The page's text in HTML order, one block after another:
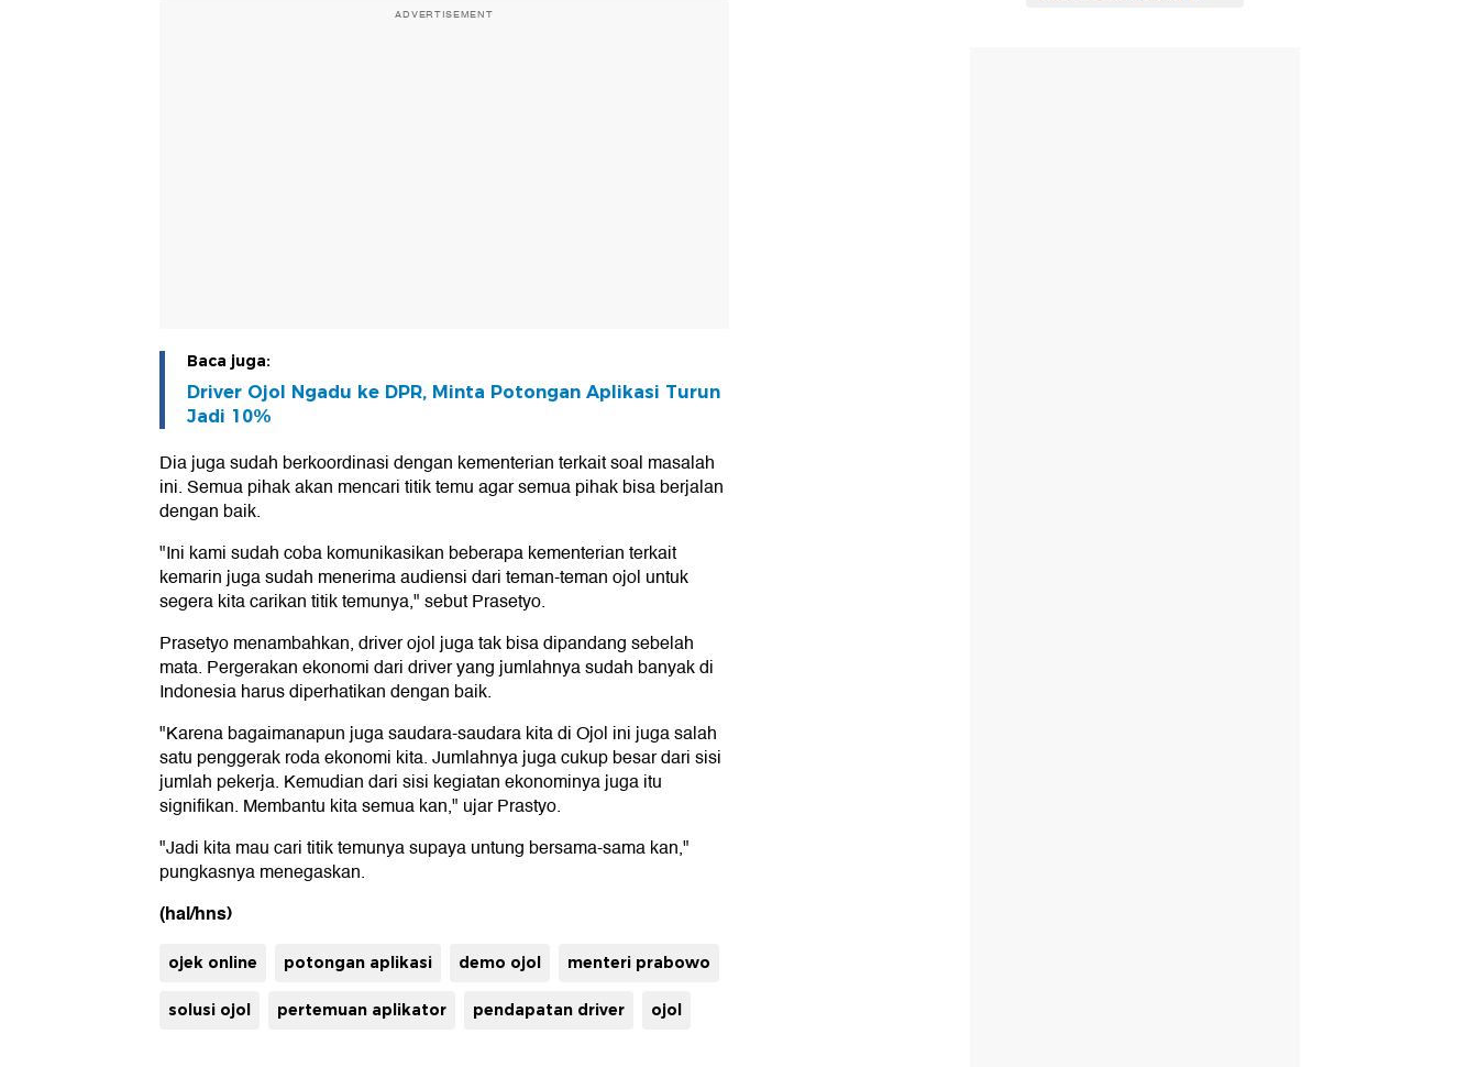
ADVERTISEMENT
Baca juga:
Driver Ojol Ngadu ke DPR, Minta Potongan Aplikasi Turun
Jadi 10%
Dia juga sudah berkoordinasi dengan kementerian terkait soal masalah
ini. Semua pihak akan mencari titik temu agar semua pihak bisa berjalan
dengan baik.
"Ini kami sudah coba komunikasikan beberapa kementerian terkait
kemarin juga sudah menerima audiensi dari teman-teman ojol untuk
segera kita carikan titik temunya," sebut Prasetyo.
Prasetyo menambahkan, driver ojol juga tak bisa dipandang sebelah
mata. Pergerakan ekonomi dari driver yang jumlahnya sudah banyak di
Indonesia harus diperhatikan dengan baik.
"Karena bagaimanapun juga saudara-saudara kita di Ojol ini juga salah
satu penggerak roda ekonomi kita. Jumlahnya juga cukup besar dari sisi
jumlah pekerja. Kemudian dari sisi kegiatan ekonominya juga itu
signifikan. Membantu kita semua kan," ujar Prastyo.
"Jadi kita mau cari titik temunya supaya untung bersama-sama kan,"
pungkasnya menegaskan.
(hal/hns)
ojek online potongan aplikasi demo ojol menteri prabowo
solusi ojol pertemuan aplikator pendapatan driver ojol